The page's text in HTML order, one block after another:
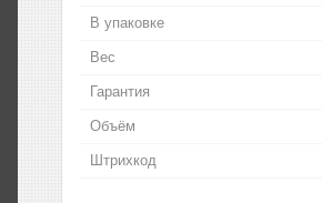
В упаковке
Вес
Гарантия
Объём
Штрихкод